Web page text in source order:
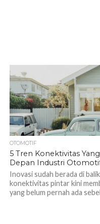
OTOMOTIF
5 Tren Konektivitas
Depan Industri
Inovasi sudah berada di
konektivitas pintar kini
yang belum pernah ada